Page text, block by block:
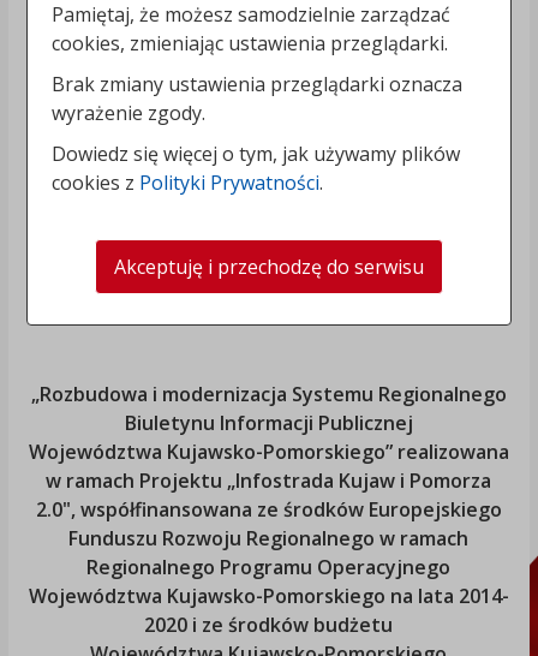
„Rozbudowa i modernizacja Systemu Regionalnego
Biuletynu Informacji Publicznej
Województwa Kujawsko-Pomorskiego” realizowana
w ramach Projektu „Infostrada Kujaw i Pomorza
2.0", współfinansowana ze środków Europejskiego
Funduszu Rozwoju Regionalnego w ramach
Regionalnego Programu Operacyjnego
Województwa Kujawsko-Pomorskiego na lata 2014-
2020 i ze środków budżetu
Pamiętaj, że możesz samodzielnie zarządzać
cookies, zmieniając ustawienia przeglądarki.
Brak zmiany ustawienia przeglądarki oznacza
wyrażenie zgody.
Dowiedz się więcej o tym, jak używamy plików
cookies z Polityki Prywatności.
Akceptuję i przechodzę do serwisu